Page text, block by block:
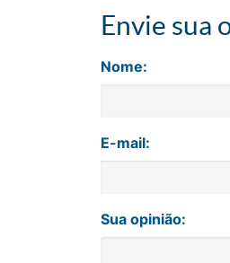
Envie sua
Nome:
E-mail:
Sua opinião: